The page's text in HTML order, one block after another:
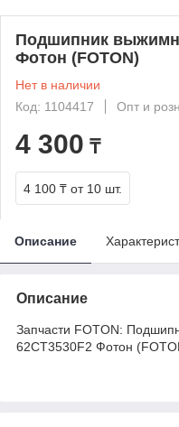
Подшипник
Фотон (FOTON)
Нет в наличии
Код: 1104417
Опт и
4 300 ₸
4 100 ₸ от 10 шт.
Описание
Описание
Запчасти FOTON:
62CT3530F2 Фотон